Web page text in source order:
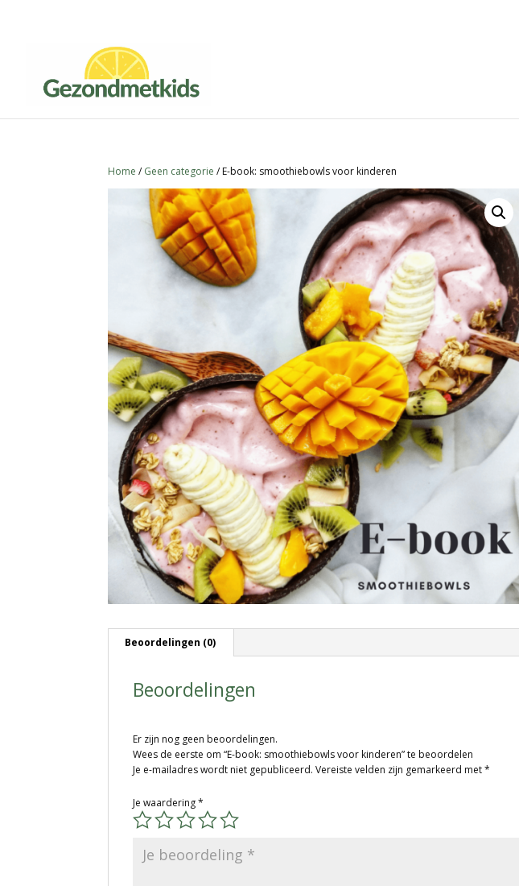
Home /Geen categorie / E-book: smoothiebowls voor kinderen
Beoordelingen (0)
Beoordelingen
Er zijn nog geen beoordelingen.
Wees de eerste om “E-book: smoothiebowls voor kinderen” te beoordelen
Je e-mailadres wordt niet gepubliceerd. Vereiste velden zijn gemarkeerd met*
Je waardering*